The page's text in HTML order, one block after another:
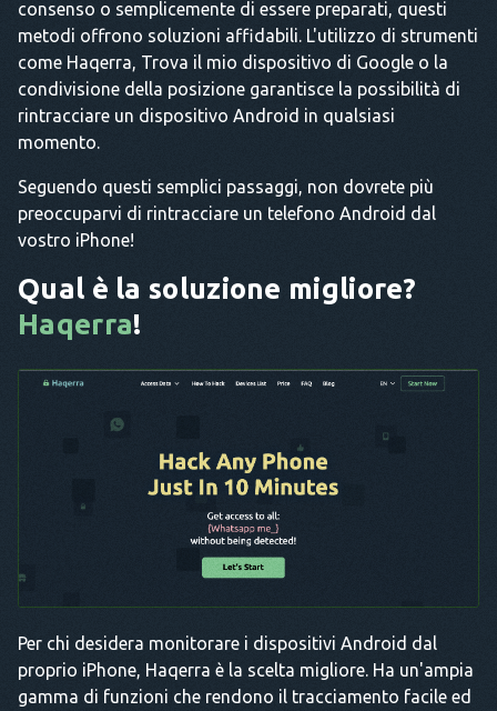
consenso o semplicemente di essere preparati, questi
metodi offrono soluzioni affidabili. L'utilizzo di strumenti
come Haqerra, Trova il mio dispositivo di Google o la
condivisione della posizione garantisce la possibilità di
rintracciare un dispositivo Android in qualsiasi
momento.
Seguendo questi semplici passaggi, non dovrete più
preoccuparvi di rintracciare un telefono Android dal
vostro iPhone!
Qual è la soluzione migliore?
Haqerra!
Per chi desidera monitorare i dispositivi Android dal
proprio iPhone, Haqerra è la scelta migliore. Ha un'ampia
gamma di funzioni che rendono il tracciamento facile ed